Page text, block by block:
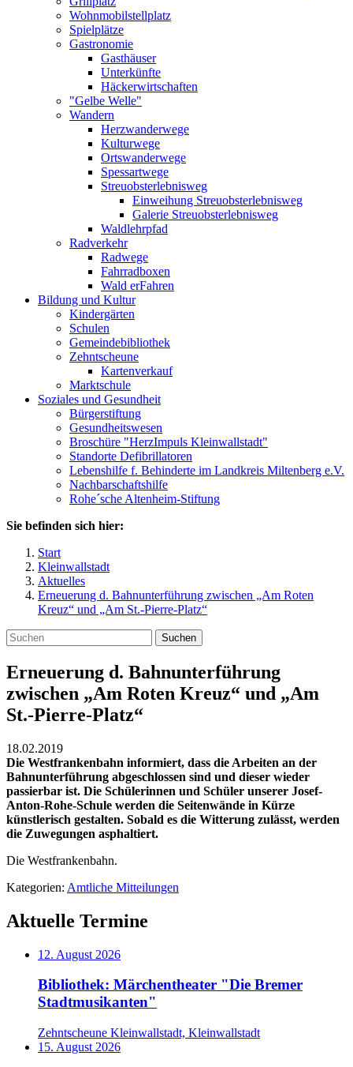
Wohnmobilstellplatz
Spielplätze
Gastronomie
Gasthäuser
Unterkünfte
Häckerwirtschaften
"Gelbe Welle"
Wandern
Herzwanderwege
Kulturwege
Ortswanderwege
Spessartwege
Streuobsterlebnisweg
Einweihung Streuobsterlebnisweg
Galerie Streuobsterlebnisweg
Waldlehrpfad
Radverkehr
Radwege
Fahrradboxen
Wald erFahren
Bildung und Kultur
Kindergärten
Schulen
Gemeindebibliothek
Zehntscheune
Kartenverkauf
Marktschule
Soziales und Gesundheit
Bürgerstiftung
Gesundheitswesen
Broschüre "HerzImpuls Kleinwallstadt"
Standorte Defibrillatoren
Lebenshilfe f. Behinderte im Landkreis Miltenberg e.V.
Nachbarschaftshilfe
Rohe´sche Altenheim-Stiftung
Sie befinden sich hier:
Start
Kleinwallstadt
Aktuelles
Erneuerung d. Bahnunterführung zwischen „Am Roten
Kreuz“ und „Am St.-Pierre-Platz“
Suchen
Erneuerung d. Bahnunterführung
zwischen „Am Roten Kreuz“ und „Am
St.-Pierre-Platz“
18.02.2019
Die Westfrankenbahn informiert, dass die Arbeiten an der
Bahnunterführung abgeschlossen sind und dieser wieder
passierbar ist. Die Schülerinnen und Schüler unserer Josef-
Anton-Rohe-Schule werden die Seitenwände in Kürze
künstlerisch gestalten. Sobald es die Witterung zulässt, werden
die Zuwegungen asphaltiert.
Die Westfrankenbahn.
Kategorien: Amtliche Mitteilungen
Aktuelle Termine
12. August 2026
Bibliothek: Märchentheater "Die Bremer
Stadtmusikanten"
Zehntscheune Kleinwallstadt, Kleinwallstadt
15. August 2026